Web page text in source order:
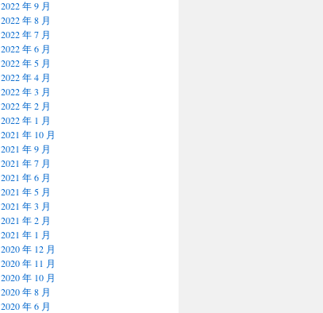
2022 年 9 月
2022 年 8 月
2022 年 7 月
2022 年 6 月
2022 年 5 月
2022 年 4 月
2022 年 3 月
2022 年 2 月
2022 年 1 月
2021 年 10 月
2021 年 9 月
2021 年 7 月
2021 年 6 月
2021 年 5 月
2021 年 3 月
2021 年 2 月
2021 年 1 月
2020 年 12 月
2020 年 11 月
2020 年 10 月
2020 年 8 月
2020 年 6 月